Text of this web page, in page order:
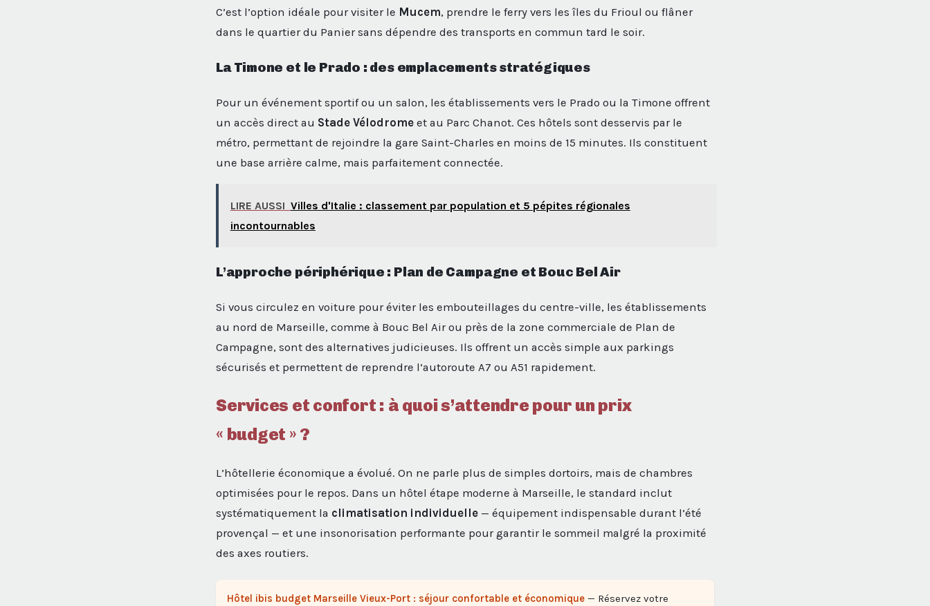
C’est l’option idéale pour visiter le Mucem, prendre le ferry vers les îles du Frioul ou flâner
dans le quartier du Panier sans dépendre des transports en commun tard le soir.
La Timone et le Prado : des emplacements stratégiques
Pour un événement sportif ou un salon, les établissements vers le Prado ou la Timone offrent
un accès direct au Stade Vélodrome et au Parc Chanot. Ces hôtels sont desservis par le
métro, permettant de rejoindre la gare Saint-Charles en moins de 15 minutes. Ils constituent
une base arrière calme, mais parfaitement connectée.
LIRE AUSSI Villes d'Italie : classement par population et 5 pépites régionales
incontournables
L’approche périphérique : Plan de Campagne et Bouc Bel Air
Si vous circulez en voiture pour éviter les embouteillages du centre-ville, les établissements
au nord de Marseille, comme à Bouc Bel Air ou près de la zone commerciale de Plan de
Campagne, sont des alternatives judicieuses. Ils offrent un accès simple aux parkings
sécurisés et permettent de reprendre l’autoroute A7 ou A51 rapidement.
Services et confort : à quoi s’attendre pour un prix
« budget » ?
L’hôtellerie économique a évolué. On ne parle plus de simples dortoirs, mais de chambres
optimisées pour le repos. Dans un hôtel étape moderne à Marseille, le standard inclut
systématiquement la climatisation individuelle — équipement indispensable durant l’été
provençal — et une insonorisation performante pour garantir le sommeil malgré la proximité
des axes routiers.
Hôtel ibis budget Marseille Vieux-Port : séjour confortable et économique — Réservez votre